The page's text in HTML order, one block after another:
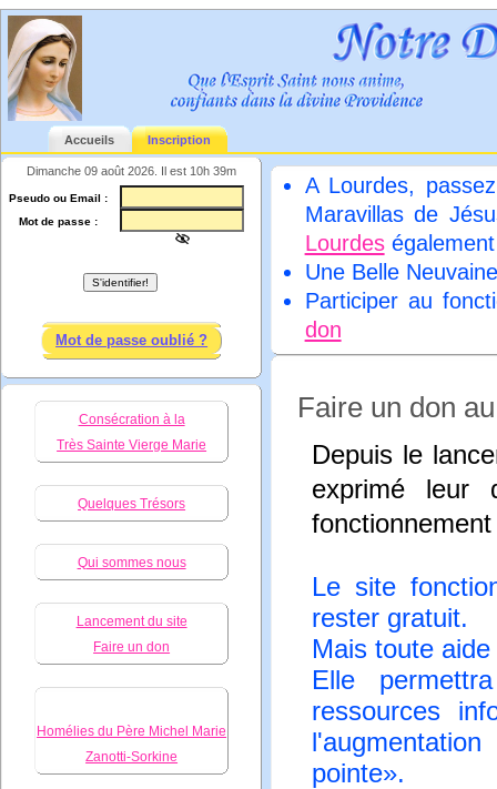
Accueils Inscription
Dimanche 09 août 2026. Il est 10h 39m
Pseudo ou Email :
Mot de passe :
Mot de passe oublié ?
Consécration à la
Très Sainte Vierge Marie
Quelques Trésors
Qui sommes nous
Lancement du site
Faire un don
Homélies du Père Michel Marie
Zanotti-Sorkine
A Lourdes,
Maravillas de
Lourdes
Une Belle
Participer au
don
Faire un don
Depuis le
exprimé
fonctionnement
Le site
rester gratuit.
Mais toute
Elle
ressources
pointe».